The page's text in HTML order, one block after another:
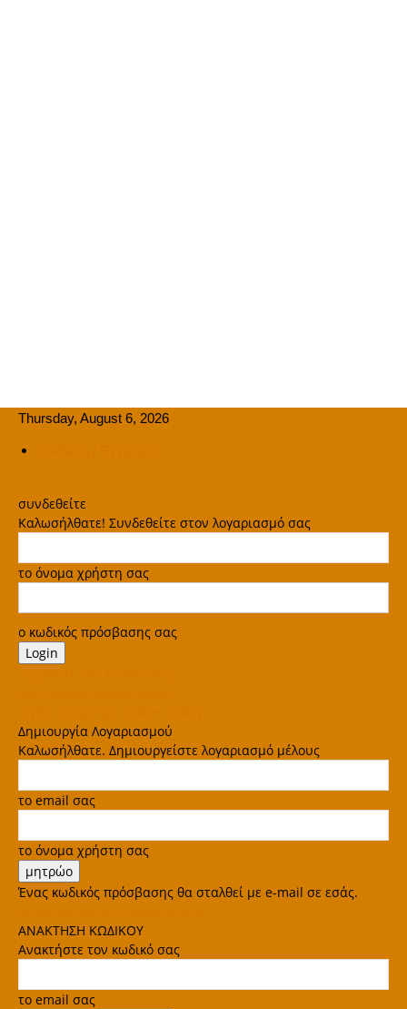
Thursday, August 6, 2026
συνδεθείτε
Καλωσήλθατε! Συνδεθείτε στον λογαριασμό σας
το όνομα χρήστη σας
ο κωδικός πρόσβασης σας
Δημιουργία Λογαριασμού
Καλωσήλθατε. Δημιουργείστε λογαριασμό μέλους
το email σας
το όνομα χρήστη σας
Ένας κωδικός πρόσβασης θα σταλθεί με e-mail σε εσάς.
ΑΝΑΚΤΗΣΗ ΚΩΔΙΚΟΥ
Ανακτήστε τον κωδικό σας
το email σας